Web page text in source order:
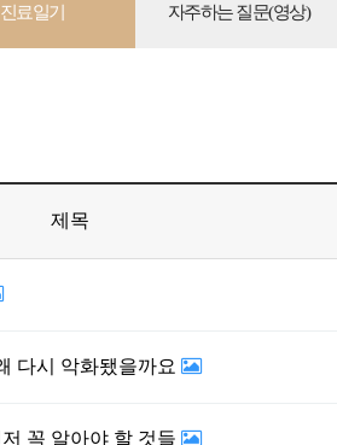
진료일기 자주하는 질문(영상)
제목
다시 악화됐을까요
꼭 알아야 할 것들